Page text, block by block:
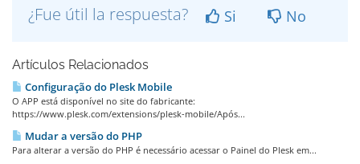
¿Fue útil la respuesta? Si No
Artículos Relacionados
Configuração do Plesk Mobile
O APP está disponível no site do fabricante:
https://www.plesk.com/extensions/plesk-mobile/Após...
Mudar a versão do PHP
Para alterar a versão do PHP é necessário acessar o Painel do Plesk em...